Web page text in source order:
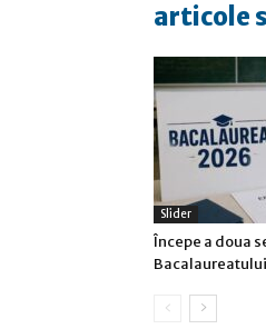
articole
Slider
Începe a doua